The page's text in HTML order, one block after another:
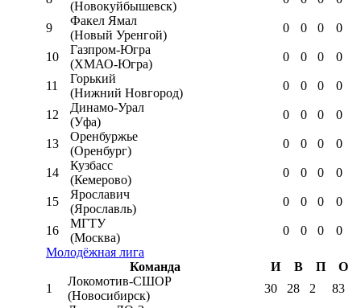
(Новокуйбышевск)
9
Факел Ямал
(Новый Уренгой)
0 0 0 0
10
Газпром-Югра
(ХМАО-Югра)
0 0 0 0
11
Горький
(Нижний Новгород)
0 0 0 0
12
Динамо-Урал
(Уфа)
0 0 0 0
13
Оренбуржье
(Оренбург)
0 0 0 0
14
Кузбасс
(Кемерово)
0 0 0 0
15
Ярославич
(Ярославль)
0 0 0 0
16
МГТУ
(Москва)
0 0 0
0
Молодёжная лига
Команда
И В П
О
1
Локомотив-CШОР
(Новосибирск)
30 28 2 83